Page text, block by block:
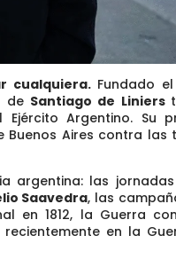
cualquiera.Fundado el
de Santiago de Liniers
Argentino. Su
Aires contra las
argentina: las
Saavedra, las
en 1812, la Guerra
en la